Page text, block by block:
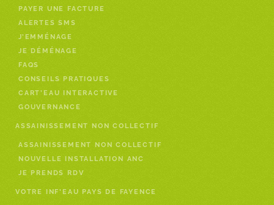
PAYER UNE FACTURE
ALERTES SMS
J’EMMÉNAGE
JE DÉMÉNAGE
FAQS
CONSEILS PRATIQUES
CART’EAU INTERACTIVE
GOUVERNANCE
ASSAINISSEMENT NON COLLECTIF
ASSAINISSEMENT NON COLLECTIF
NOUVELLE INSTALLATION ANC
JE PRENDS RDV
VOTRE INF’EAU PAYS DE FAYENCE